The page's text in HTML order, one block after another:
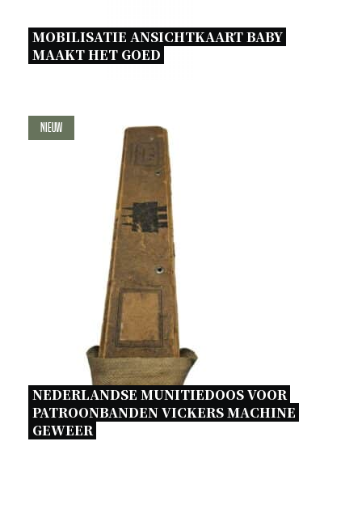
MOBILISATIE ANSICHTKAART BABY
MAAKT HET GOED
Nieuw
NEDERLANDSE MUNITIEDOOS VOOR
PATROONBANDEN VICKERS MACHINE
GEWEER